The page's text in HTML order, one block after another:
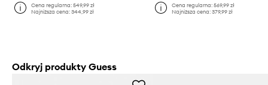
Cena regularna:549,99 zł
Najniższa cena:344,99 zł
Cena regularna: 569,99 zł
Najniższa cena: 379,99 zł
Odkryj produkty Guess